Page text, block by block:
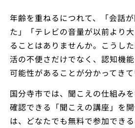
年齢を重ねるにつれて、「会話
た」「テレビの音量が以前より
ることはありませんか。こうし
活の不便さだけでなく、認知機
可能性があることが分かってきて
国分寺市では、聞こえの仕組み
確認できる「聞こえの講座」を
は、どなたでも無料で参加でき